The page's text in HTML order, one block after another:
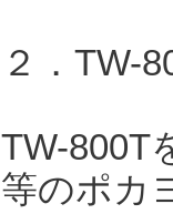
２．TW-
TW-800T
等のポカ